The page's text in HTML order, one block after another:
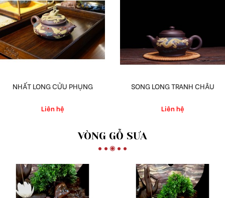
NHẤT LONG CỬU PHỤNG
Liên hệ
SONG LONG TRANH CHÂU
Liên hệ
VÒNG GỖ SƯA